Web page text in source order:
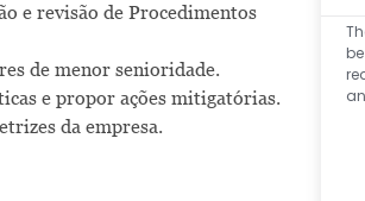
e revisão de Procedimentos
de menor senioridade.
e propor ações mitigatórias.
da empresa.